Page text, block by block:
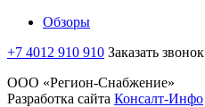
Обзоры
+7 4012 910 910 Заказать звонок
ООО «Регион-Снабжение»
Разработка сайта Консалт-Инфо